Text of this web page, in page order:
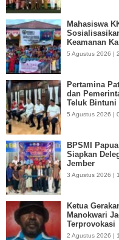
Mahasiswa
Keamanan
5 Agustus 2026 |
Pertamina
dan
Teluk Bintuni
5 Agustus 2026 |
BPSMI
Siapkan
Jember
3 Agustus 2026 |
Ketua
Manokwari
Terprovokasi
2 Agustus 2026 |